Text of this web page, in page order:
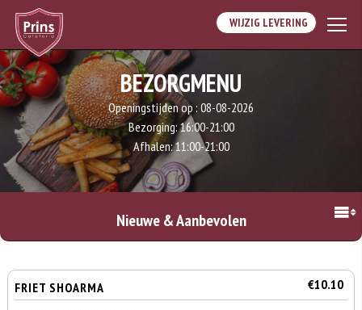
WIJZIG LEVERING
BEZORGMENU
Openingstijden op : 08-08-2026
Bezorging:16:00-21:00
Afhalen:11:00-21:00
Nieuwe & Aanbevolen
FRIET SHOARMA €10.10